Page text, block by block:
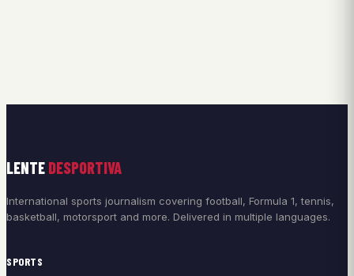
LENTE DESPORTIVA
International sports journalism covering football, Formula 1, tennis,
basketball, motorsport and more. Delivered in multiple languages.
SPORTS